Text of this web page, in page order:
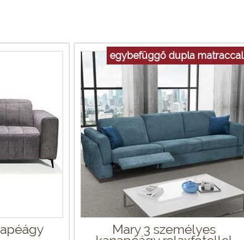
egybefüggő dupla matraccal
Mary 3 személyes